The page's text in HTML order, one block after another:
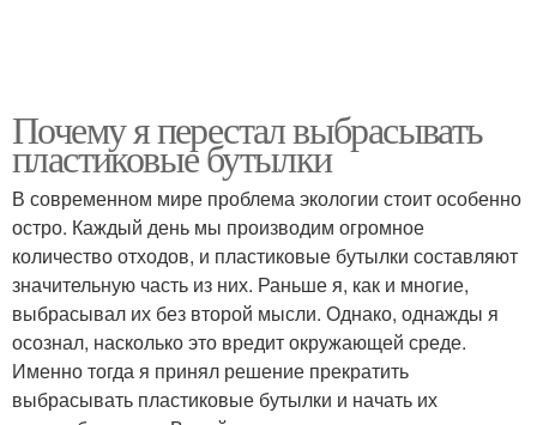
Почему я перестал выбрасывать
пластиковые бутылки
В современном мире проблема экологии стоит особенно
остро. Каждый день мы производим огромное
количество отходов, и пластиковые бутылки составляют
значительную часть из них. Раньше я, как и многие,
выбрасывал их без второй мысли. Однако, однажды я
осознал, насколько это вредит окружающей среде.
Именно тогда я принял решение прекратить
выбрасывать пластиковые бутылки и начать их